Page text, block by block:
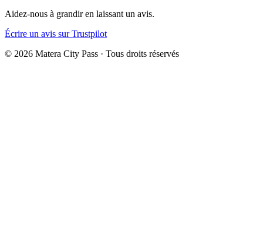
Aidez-nous à grandir en laissant un avis.
Écrire un avis sur Trustpilot
© 2026 Matera City Pass · Tous droits réservés